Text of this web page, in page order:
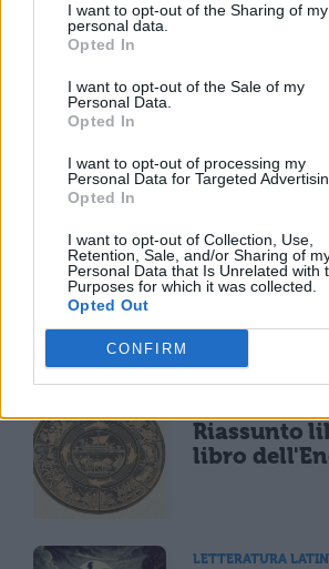
I want to opt-out of the Sharing of my
personal data.
Opted In
I want to opt-out of the Sale of my
Personal Data.
Opted In
I want to opt-out of processing my
Personal Data for Targeted
Opted In
I want to opt-out of Collection, Use,
Retention, Sale, and/or Sharing of
Personal Data that Is Unrelated with
Purposes for which it was collected.
Opted Out
CONFIRM
TI POTREBBE
LETTERATURA LATINA
La
Riassunto
libro
LETTERATURA